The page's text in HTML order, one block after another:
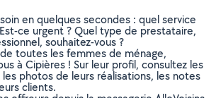
en quelques secondes : quel service
ce urgent ? Quel type de prestataire,
souhaitez-vous ?
toutes les femmes de ménage,
à Cipières ! Sur leur profil, consultez les
photos de leurs réalisations, les notes
clients.